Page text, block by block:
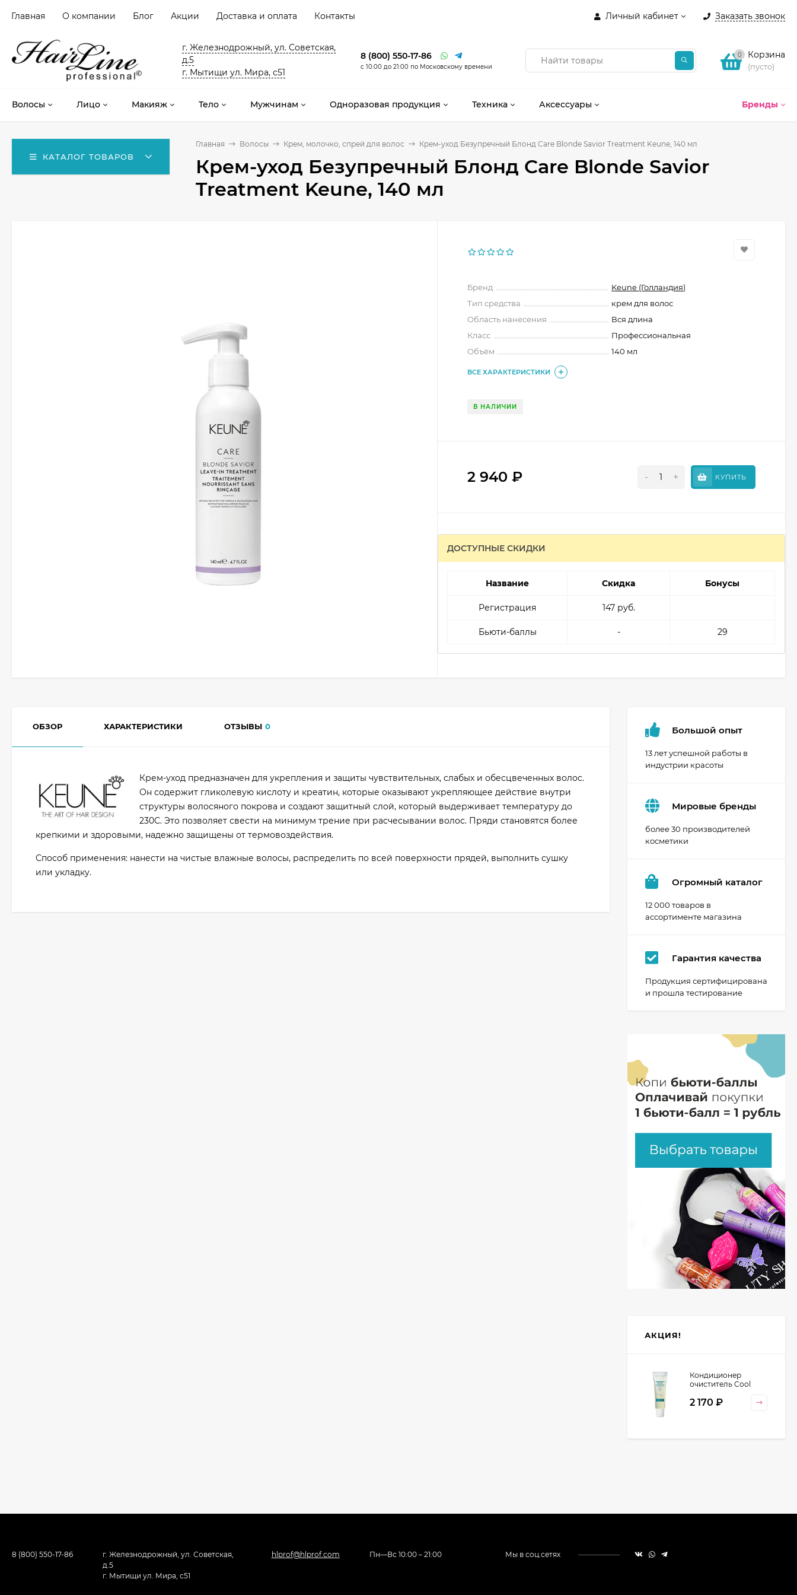
Личный кабинет Заказать звонок
Главная О компании Блог Акции Доставка и оплата Контакты
г. Железнодрожный, ул. Советская,
д.5
г. Мытищи ул. Мира, с51
8 (800) 550-17-86
с 10:00 до 21:00 по Московскому времени
0 Корзина
(пусто)
Бренды
Волосы Лицо Макияж Тело Мужчинам Одноразовая продукция Техника Аксессуары
КАТАЛОГ ТОВАРОВ
Главная Волосы Крем, молочко, спрей для волос Крем-уход Безупречный Блонд Care Blonde Savior Treatment Keune, 140 мл
Крем-уход Безупречный Блонд Care Blonde Savior
Treatment Keune, 140 мл
Бренд
Keune (Голландия)
Тип средства
крем для волос
Область нанесения
Вся длина
Класс
Профессиональная
Объём
140 мл
ВСЕ ХАРАКТЕРИСТИКИ
В НАЛИЧИИ
2 940₽ - + КУПИТЬ
ДОСТУПНЫЕ СКИДКИ
Название Скидка Бонусы
Регистрация 147 руб.
Бьюти-баллы - 29
ОБЗОР ХАРАКТЕРИСТИКИ ОТЗЫВЫ 0
Крем-уход предназначен для укрепления и защиты чувствительных, слабых и обесцвеченных волос.
Он содержит гликолевую кислоту и креатин, которые оказывают укрепляющее действие внутри
структуры волосяного покрова и создают защитный слой, который выдерживает температуру до
230C. Это позволяет свести на минимум трение при расчесывании волос. Пряди становятся более
крепкими и здоровыми, надежно защищены от термовоздействия.
Способ применения: нанести на чистые влажные волосы, распределить по всей поверхности прядей, выполнить сушку
или укладку.
Большой опыт
13 лет успешной работы в
индустрии красоты
Мировые бренды
более 30 производителей
косметики
Огромный каталог
12 000 товаров в
ассортименте магазина
Гарантия качества
Продукция сертифицирована
и прошла тестирование
АКЦИЯ!
Кондиционер
очиститель Cool
Cosmetics, 130 гр
2 170 ₽
8 (800) 550-17-86
г. Железнодрожный, ул. Советская,
д.5
г. Мытищи ул. Мира, с51
hlprof@hlprof.com Пн—Вс 10:00 – 21:00 Мы в соц.сетях